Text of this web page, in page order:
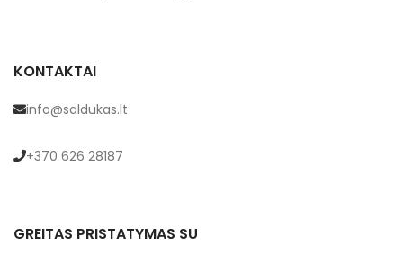
KONTAKTAI
info@saldukas.lt
+370 626 28187
GREITAS PRISTATYMAS SU